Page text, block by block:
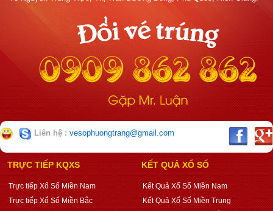
Liên hệ : vesophuongtrang@gmail.com
TRỰC TIẾP KQXS
Trực tiếp Xổ Số Miền Nam
Trực tiếp Xổ Số Miền Bắc
KẾT QUẢ XỔ SỐ
Kết Quả Xổ Số Miền Nam
Kết Quả Xổ Số Miền Trung